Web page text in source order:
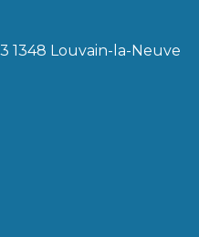
1348 Louvain-la-Neuve